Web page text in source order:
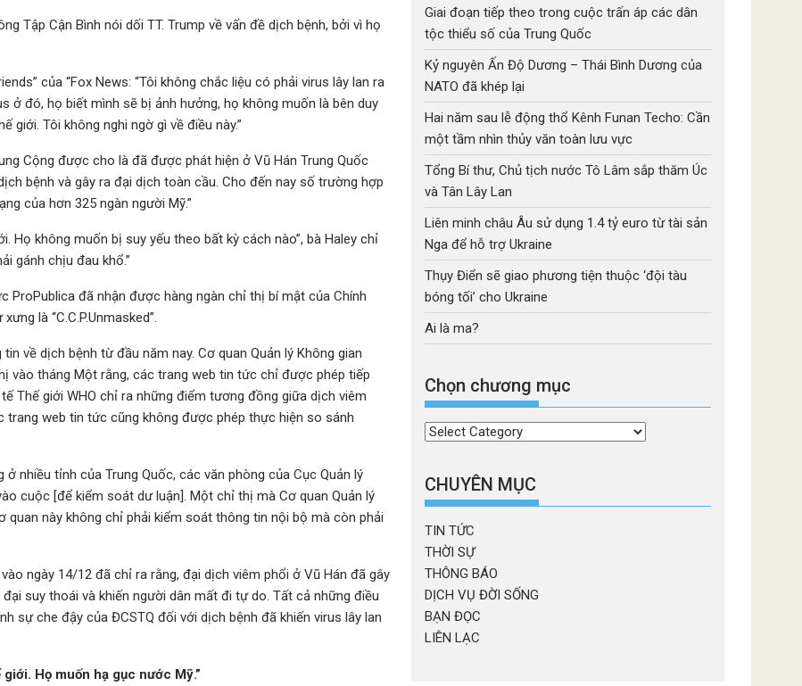
Tập Cận Bình nói dối TT. Trump về vấn đề dịch bệnh, bởi vì họ
của “Fox News: “Tôi không chắc liệu có phải virus lây lan ra
ở đó, họ biết mình sẽ bị ảnh hưởng, họ không muốn là bên duy
giới. Tôi không nghi ngờ gì về điều này.”
Cộng được cho là đã được phát hiện ở Vũ Hán Trung Quốc
bệnh và gây ra đại dịch toàn cầu. Cho đến nay số trường hợp
của hơn 325 ngàn người Mỹ.”
Họ không muốn bị suy yếu theo bất kỳ cách nào”, bà Haley chỉ
gánh chịu đau khổ.”
đã nhận được hàng ngàn chỉ thị bí mật của Chính
là “C.C.P.Unmasked”.
về dịch bệnh từ đầu năm nay. Cơ quan Quản lý Không gian
vào tháng Một rằng, các trang web tin tức chỉ được phép tiếp
Thế giới WHO chỉ ra những điểm tương đồng giữa dịch viêm
trang web tin tức cũng không được phép thực hiện so sánh
nhiều tỉnh của Trung Quốc, các văn phòng của Cục Quản lý
cuộc [để kiểm soát dư luận]. Một chỉ thị mà Cơ quan Quản lý
quan này không chỉ phải kiểm soát thông tin nội bộ mà còn phải
ngày 14/12 đã chỉ ra rằng, đại dịch viêm phổi ở Vũ Hán đã gây
suy thoái và khiến người dân mất đi tự do. Tất cả những điều
sự che đậy của ĐCSTQ đối với dịch bệnh đã khiến virus lây lan
Họ muốn hạ gục nước Mỹ.”
Giai đoạn tiếp theo trong cuộc trấn áp các dân
tộc thiểu số của Trung Quốc
Kỷ nguyên Ấn Độ Dương – Thái Bình Dương của
NATO đã khép lại
Hai năm sau lễ động thổ Kênh Funan Techo: Cần
một tầm nhìn thủy văn toàn lưu vực
Tổng Bí thư, Chủ tịch nước Tô Lâm sắp thăm Úc
và Tân Lây Lan
Liên minh châu Âu sử dụng 1.4 tỷ euro từ tài sản
Nga để hỗ trợ Ukraine
Thụy Điển sẽ giao phương tiện thuộc ‘đội tàu
bóng tối’ cho Ukraine
Ai là ma?
Chọn chương mục
Chọn
mục
CHUYÊN MỤC
TIN TỨC
THỜI SỰ
THÔNG BÁO
DỊCH VỤ ĐỜI SỐNG
BẠN ĐỌC
LIÊN LẠC